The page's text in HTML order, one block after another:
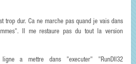
trop dur. Ca ne marche pas quand je vais dans
Il me restaure pas du tout la version
a mettre dans "executer" "RunDll32